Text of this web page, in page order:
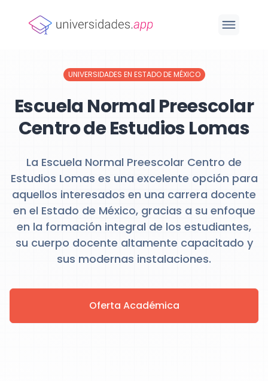
UNIVERSIDADES EN ESTADO DE MÉXICO
Escuela Normal Preescolar
Centro de Estudios Lomas
La Escuela Normal Preescolar Centro de
Estudios Lomas es una excelente opción para
aquellos interesados en una carrera docente
en el Estado de México, gracias a su enfoque
en la formación integral de los estudiantes,
su cuerpo docente altamente capacitado y
sus modernas instalaciones.
Oferta Académica